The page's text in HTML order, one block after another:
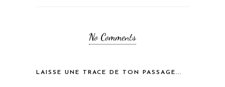
No Comments
LAISSE UNE TRACE DE TON PASSAGE...